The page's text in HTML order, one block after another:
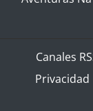
Canales
Privacidad